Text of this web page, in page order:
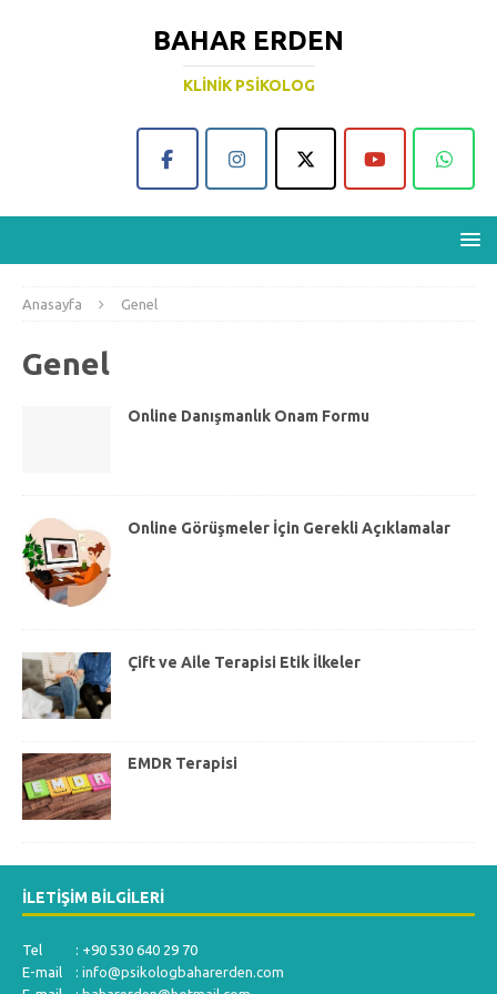
BAHAR ERDEN
KLINIK PSIKOLOG
Anasayfa Genel
Genel
Online Danışmanlık Onam Formu
Online Görüşmeler İçin Gerekli Açıklamalar
Çift ve Aile Terapisi Etik İlkeler
EMDR Terapisi
İLETIŞIM BILGILERI
Tel : +90 530 640 29 70
E-mail : info@psikologbaharerden.com